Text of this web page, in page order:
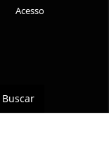
Buscar
Acesso